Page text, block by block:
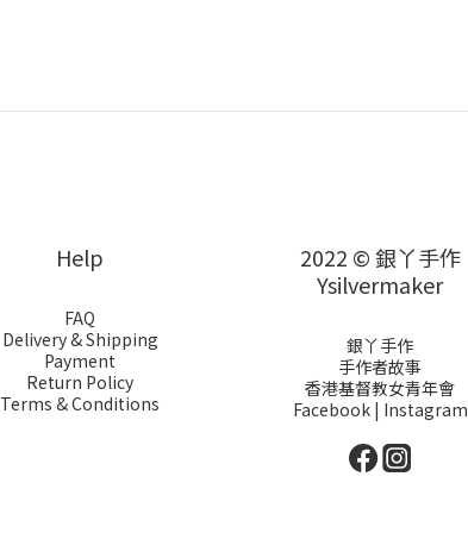
Help
FAQ
Delivery & Shipping
Payment
Return Policy
Terms & Conditions
2022 © 銀丫手作
Ysilvermaker
銀丫手作
手作者故事
香港基督教女青年會
Facebook | Instagram